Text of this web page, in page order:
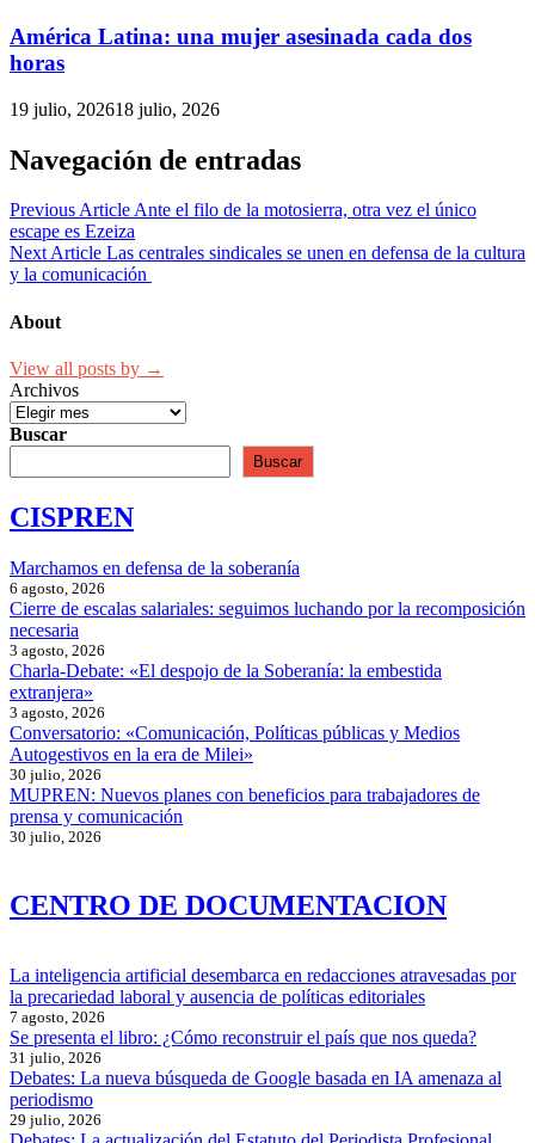
América Latina: una mujer asesinada cada dos
horas
19 julio, 202618 julio, 2026
Navegación de entradas
Previous ArticleAnte el filo de la motosierra, otra vez el único
escape es Ezeiza
Next Article Las centrales sindicales se unen en defensa de la cultura
y la comunicación
About
View all posts by →
Archivos
Buscar
Buscar
CISPREN
Marchamos en defensa de la soberanía
6 agosto, 2026
Cierre de escalas salariales: seguimos luchando por la recomposición
necesaria
3 agosto, 2026
Charla-Debate: «El despojo de la Soberanía: la embestida
extranjera»
3 agosto, 2026
Conversatorio: «Comunicación, Políticas públicas y Medios
Autogestivos en la era de Milei»
30 julio, 2026
MUPREN: Nuevos planes con beneficios para trabajadores de
prensa y comunicación
30 julio, 2026
CENTRO DE DOCUMENTACION
La inteligencia artificial desembarca en redacciones atravesadas por
la precariedad laboral y ausencia de políticas editoriales
7 agosto, 2026
Se presenta el libro: ¿Cómo reconstruir el país que nos queda?
31 julio, 2026
Debates: La nueva búsqueda de Google basada en IA amenaza al
periodismo
29 julio, 2026